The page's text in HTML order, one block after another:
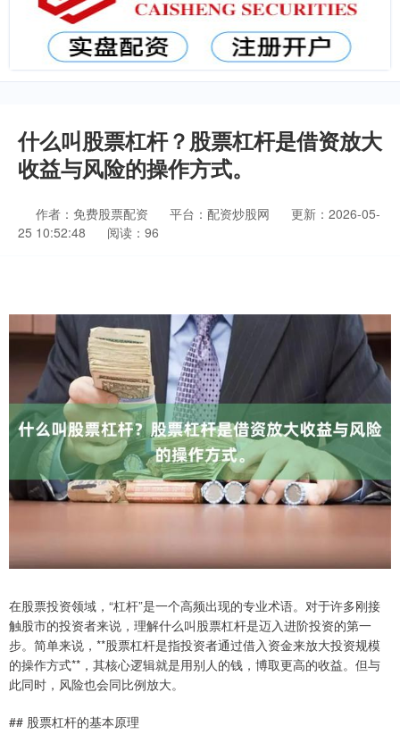
什么叫股票杠杆？股票杠杆是借资放大
收益与风险的操作方式。
作者：免费股票配资 平台：配资炒股网
更新：2026-05-
25 10:52:48
阅读：96
在股票投资领域，“杠杆”是一个高频出现的专业术语。对于许多刚接
触股市的投资者来说，理解什么叫股票杠杆是迈入进阶投资的第一
步。简单来说，**股票杠杆是指投资者通过借入资金来放大投资规模
的操作方式**，其核心逻辑就是用别人的钱，博取更高的收益。但与
此同时，风险也会同比例放大。
## 股票杠杆的基本原理